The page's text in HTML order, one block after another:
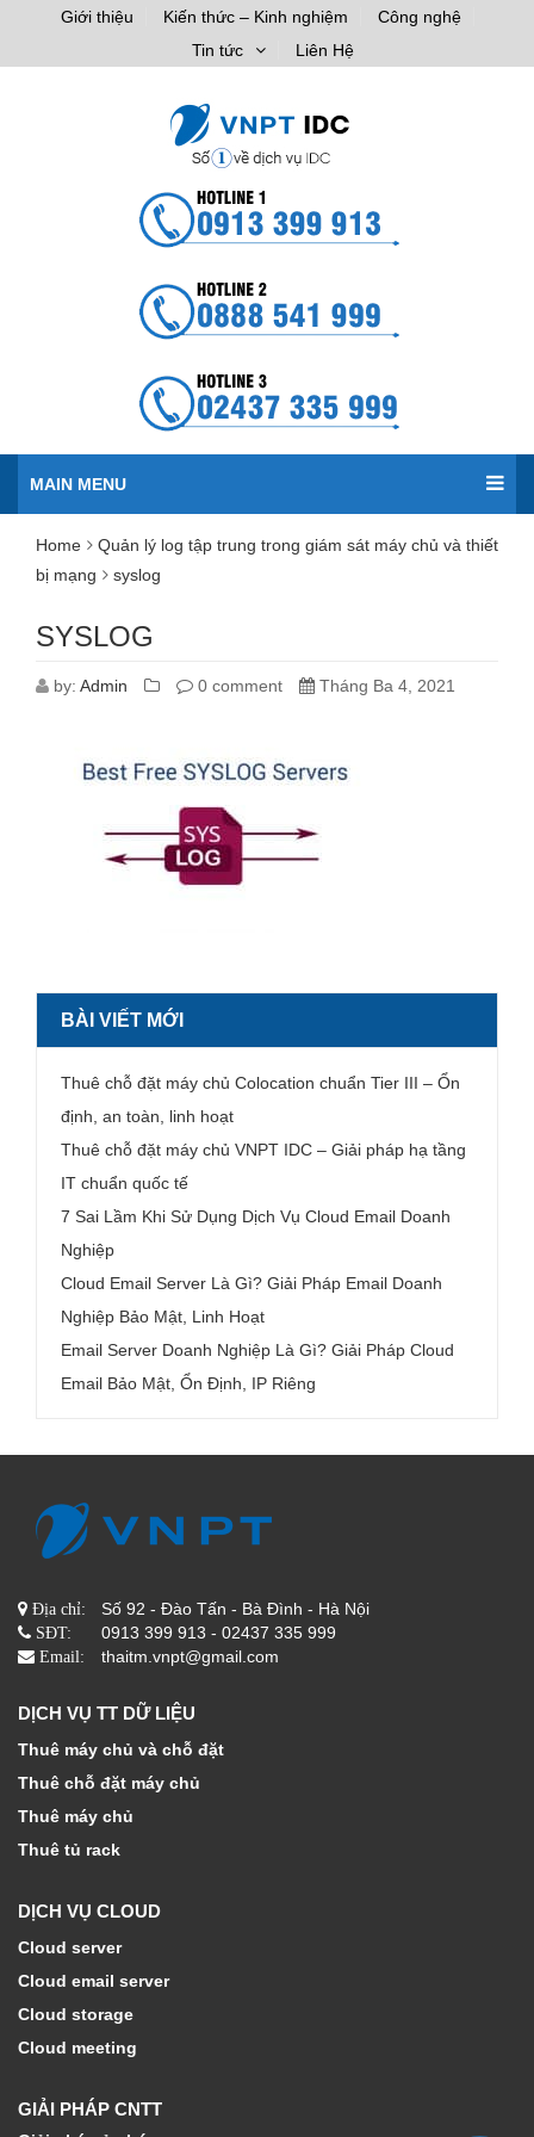
Giới thiệu Kiến thức – Kinh nghiệm
Công nghệ
Tin tức
Liên Hệ
MAIN MENU
Home
Quản lý log tập trung trong giám sát máy chủ và thiết
bị mạng
syslog
SYSLOG
by: Admin 0 comment Tháng Ba 4, 2021
BÀI VIẾT MỚI
Thuê chỗ đặt máy chủ Colocation chuẩn Tier III – Ổn
định, an toàn, linh hoạt
Thuê chỗ đặt máy chủ VNPT IDC – Giải pháp hạ tầng
IT chuẩn quốc tế
7 Sai Lầm Khi Sử Dụng Dịch Vụ Cloud Email Doanh
Nghiệp
Cloud Email Server Là Gì? Giải Pháp Email Doanh
Nghiệp Bảo Mật, Linh Hoạt
Email Server Doanh Nghiệp Là Gì? Giải Pháp Cloud
Email Bảo Mật, Ổn Định, IP Riêng
Địa chỉ: Số 92 - Đào Tấn - Bà Đình - Hà Nội
SĐT: 0913 399 913 - 02437 335 999
Email: thaitm.vnpt@gmail.com
DỊCH VỤ TT DỮ LIỆU
Thuê máy chủ và chỗ đặt
Thuê chỗ đặt máy chủ
Thuê máy chủ
Thuê tủ rack
DỊCH VỤ CLOUD
Cloud server
Cloud email server
Cloud storage
Cloud meeting
GIẢI PHÁP CNTT